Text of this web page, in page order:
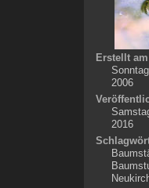
Erstellt am
2006
2016